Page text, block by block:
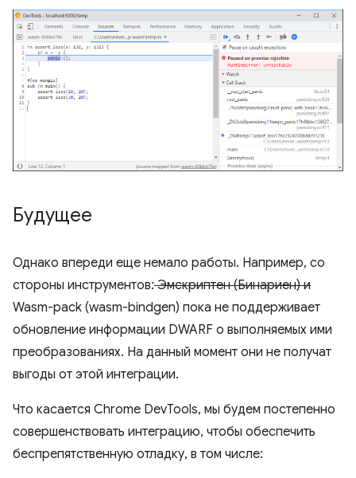
Будущее
Однако впереди еще немало работы. Например, со
стороны инструментов:Эмскриптен (Бинариен) и
Wasm-pack (wasm-bindgen) пока не поддерживает
обновление информации DWARF о выполняемых ими
преобразованиях. На данный момент они не получат
выгоды от этой интеграции.
Что касается Chrome DevTools, мы будем постепенно
совершенствовать интеграцию, чтобы обеспечить
беспрепятственную отладку, в том числе: